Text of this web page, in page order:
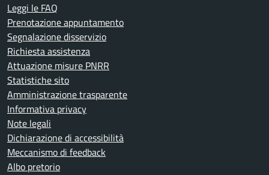
Leggi le FAQ
Prenotazione appuntamento
Segnalazione disservizio
Richiesta assistenza
Attuazione misure PNRR
Statistiche sito
Amministrazione trasparente
Informativa privacy
Note legali
Dichiarazione di accessibilità
Meccanismo di feedback
Albo pretorio